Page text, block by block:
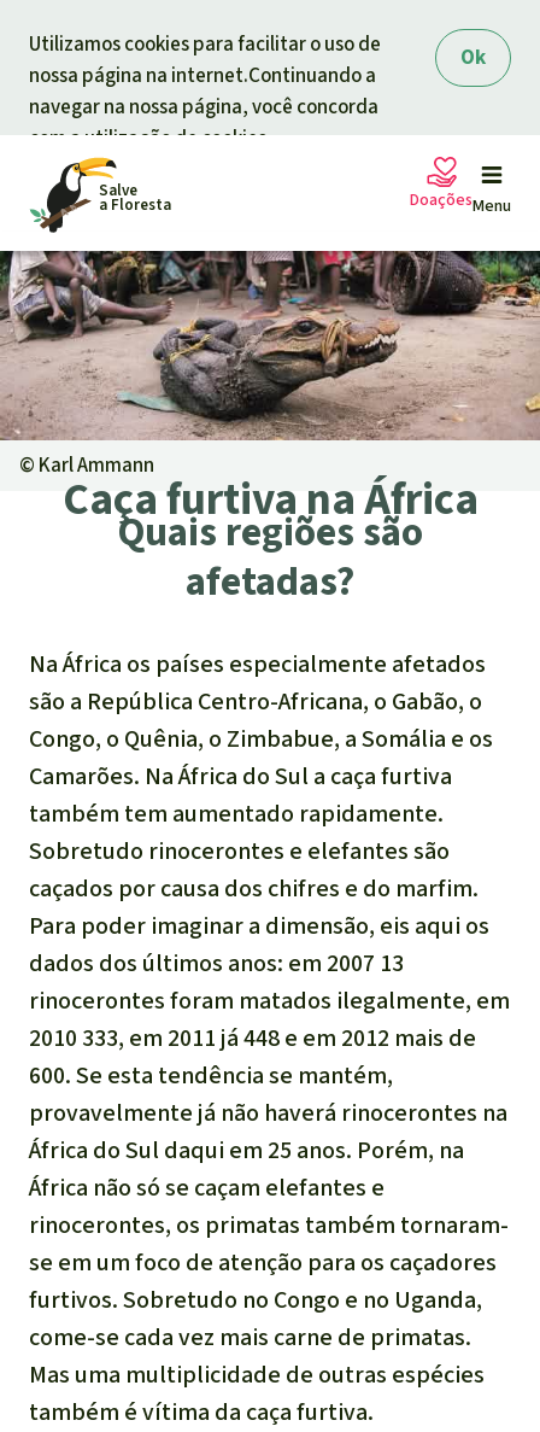
Ok
Utilizamos cookies para facilitar o uso de
nossa página na internet.Continuando a
navegar na nossa página, você concorda
com a utilização de cookies.
Salve
a Floresta Menu
Petições
Projetos
Informar
Informar
Atualidades
Temas
Biodiversidade:
Clima
Óleo de palma
Agroenergia e
Biocombustíveis
Ouro
Madeira tropical
Pecuária intensiva
Roubo de terras
Alumínio
Caça furtiva
Áreas de proteção
ambiental
Quem somos
Salve a Floresta
Quem somos
FAQ
Transparência
Contato
Português
Deutsch
English
Español
Français
Italiano
Indonesia
Doações
A sua doação ajuda
Doação geral
Doar para um tema
Proteção de florestas
Proteção dos animais
Doar para uma região
Sudeste asiático
América Latina
© Karl Ammann
Caça furtiva na África
Quais regiões são
afetadas?
Na África os países especialmente afetados
são a República Centro-Africana, o Gabão, o
Congo, o Quênia, o Zimbabue, a Somália e os
Camarões. Na África do Sul a caça furtiva
também tem aumentado rapidamente.
Sobretudo rinocerontes e elefantes são
caçados por causa dos chifres e do marfim.
Para poder imaginar a dimensão, eis aqui os
dados dos últimos anos: em 2007 13
rinocerontes foram matados ilegalmente, em
2010 333, em 2011 já 448 e em 2012 mais de
600. Se esta tendência se mantém,
provavelmente já não haverá rinocerontes na
África do Sul daqui em 25 anos. Porém, na
África não só se caçam elefantes e
rinocerontes, os primatas também tornaram-
se em um foco de atenção para os caçadores
furtivos. Sobretudo no Congo e no Uganda,
come-se cada vez mais carne de primatas.
Mas uma multiplicidade de outras espécies
também é vítima da caça furtiva.